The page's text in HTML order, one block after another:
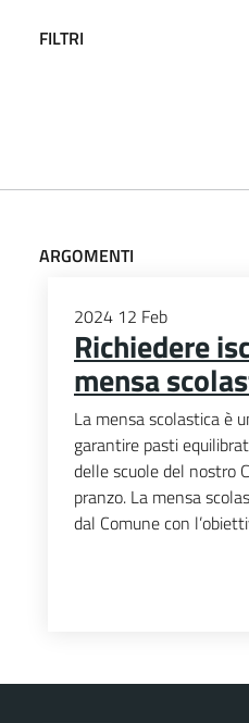
FILTRI
ARGOMENTI
2024 12 Feb
Richiedere
mensa
La mensa scolastica è
garantire pasti
delle scuole del nostro
pranzo. La mensa
dal Comune con